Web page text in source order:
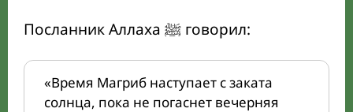
Посланник Аллаха ﷺ говорил:
«Время Магриб наступает с заката
солнца, пока не погаснет вечерняя